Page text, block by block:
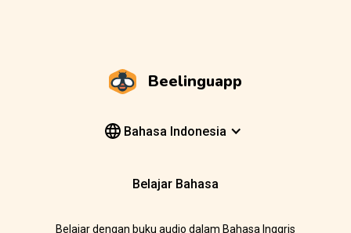
Beelinguapp
Bahasa Indonesia
Belajar Bahasa
Belajar dengan buku audio dalam Bahasa Inggris